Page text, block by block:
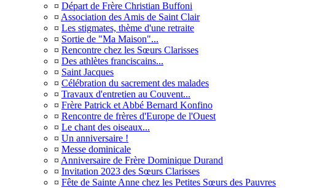
¤ Départ de Frère Christian Buffoni
¤ Association des Amis de Saint Clair
¤ Les stigmates, thème d'une retraite
¤ Sortie de "Ma Maison"...
¤ Rencontre chez les Sœurs Clarisses
¤ Des athlètes franciscains...
¤ Saint Jacques
¤ Célébration du sacrement des malades
¤ Travaux d'entretien au Couvent...
¤ Frère Patrick et Abbé Bernard Konfino
¤ Rencontre de frères d'Europe de l'Ouest
¤ Le chant des oiseaux...
¤ Un anniversaire !
¤ Messe dominicale
¤ Anniversaire de Frère Dominique Durand
¤ Invitation 2023 des Sœurs Clarisses
¤ Fête de Sainte Anne chez les Petites Sœurs des Pauvres